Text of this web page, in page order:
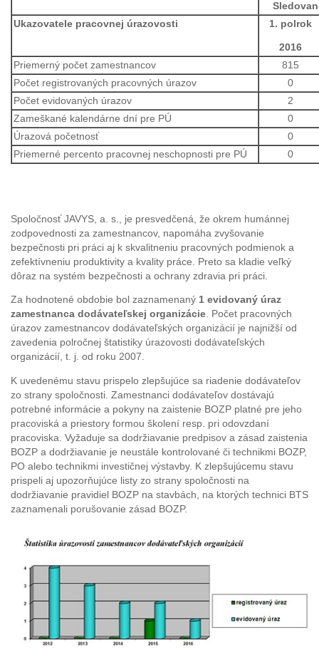
Ukazovatele pracovnej úrazovosti
1. polrok
2016
Priemerný počet zamestnancov
815
Počet registrovaných pracovných úrazov
0
Počet evidovaných úrazov
2
Zameškané kalendárne dní pre PÚ
0
Úrazová početnosť
0
Priemerné percento pracovnej neschopnosti pre PÚ
0
Spoločnosť JAVYS, a. s., je presvedčená, že okrem humánnej
zodpovednosti za zamestnancov, napomáha zvyšovanie
bezpečnosti pri práci aj k skvalitneniu pracovných podmienok a
zefektívneniu produktivity a kvality práce. Preto sa kladie veľký
dôraz na systém bezpečnosti a ochrany zdravia pri práci.
Za hodnotené obdobie bol zaznamenaný 1 evidovaný úraz
zamestnanca dodávateľskej organizácie. Počet pracovných
úrazov zamestnancov dodávateľských organizácií je najnižší od
zavedenia polročnej štatistiky úrazovosti dodávateľských
organizácií, t. j. od roku 2007.
K uvedenému stavu prispelo zlepšujúce sa riadenie dodávateľov
zo strany spoločnosti. Zamestnanci dodávateľov dostávajú
potrebné informácie a pokyny na zaistenie BOZP platné pre jeho
pracoviská a priestory formou školení resp. pri odovzdaní
pracoviska. Vyžaduje sa dodržiavanie predpisov a zásad zaistenia
BOZP a dodržiavanie je neustále kontrolované či technikmi BOZP,
PO alebo technikmi investičnej výstavby. K zlepšujúcemu stavu
prispeli aj upozorňujúce listy zo strany spoločnosti na
dodržiavanie pravidiel BOZP na stavbách, na ktorých technici BTS
zaznamenali porušovanie zásad BOZP.